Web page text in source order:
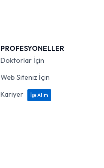
PROFESYONELLER
Doktorlar İçin
Web Siteniz İçin
Kariyer
İşe Alım